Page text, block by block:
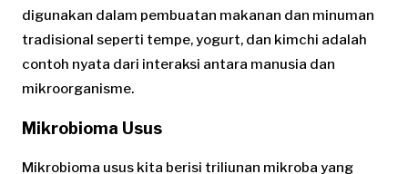
digunakan dalam pembuatan makanan dan minuman
tradisional seperti tempe, yogurt, dan kimchi adalah
contoh nyata dari interaksi antara manusia dan
mikroorganisme.
Mikrobioma Usus
Mikrobioma usus kita berisi triliunan mikroba yang